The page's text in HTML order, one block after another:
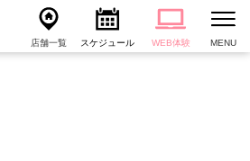
店舗一覧 スケジュール WEB体験 MENU